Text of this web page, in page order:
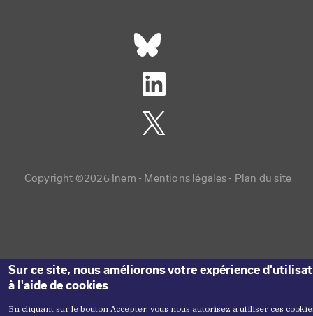
Réseaux sociaux footer
Copyright ©2026 Inem - Copyright menu
Mentions légales Plan du site
Sur ce site, nous améliorons votre expérience
à l'aide de cookies
En cliquant sur le bouton Accepter, vous nous autorisez à utiliser ces